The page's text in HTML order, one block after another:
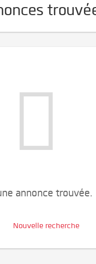
annonce trouvée.
Nouvelle recherche